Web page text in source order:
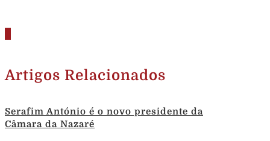
Artigos Relacionados
Serafim António é o novo presidente da
Câmara da Nazaré